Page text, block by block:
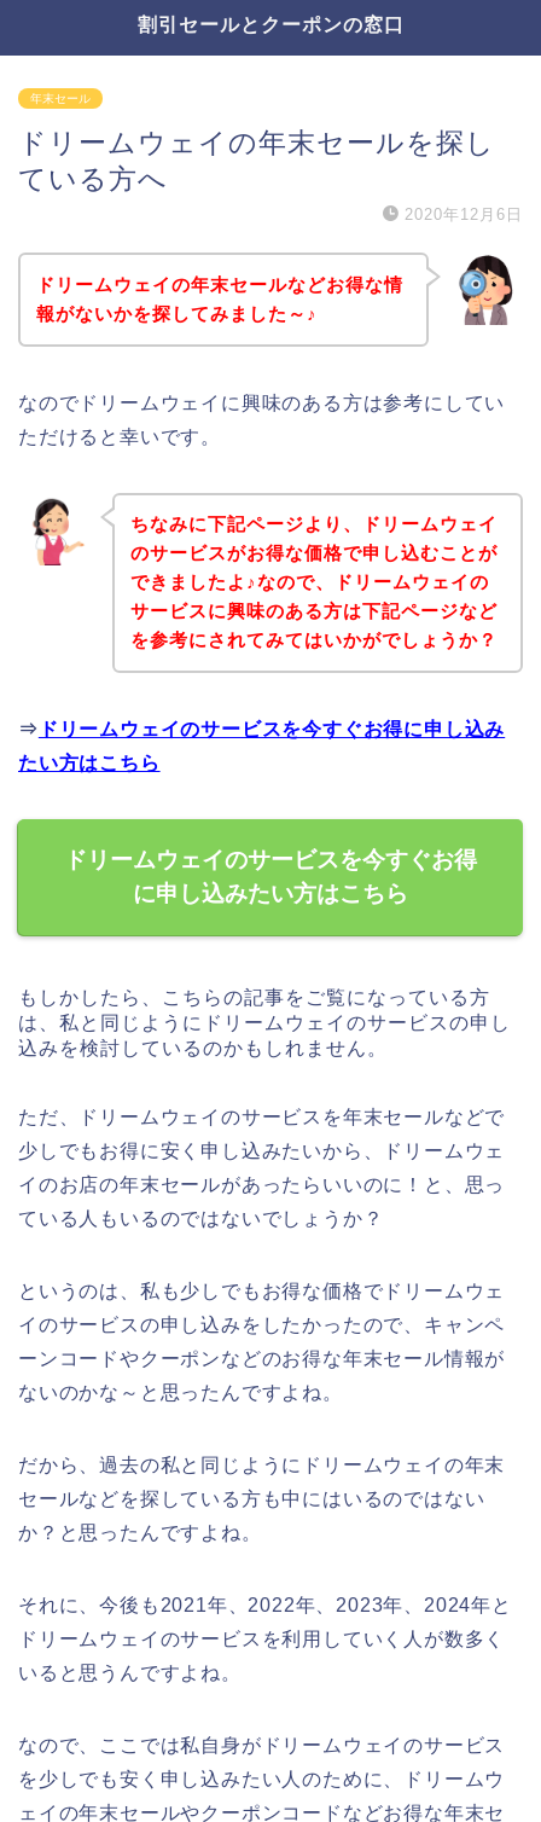
割引セールとクーポンの窓口
年末セール
ドリームウェイの年末セールを探し
ている方へ
2020年12月6日
ドリームウェイの年末セールなどお得な情
報がないかを探してみました～♪
なのでドリームウェイに興味のある方は参考にしてい
ただけると幸いです。
ちなみに下記ページより、ドリームウェイ
のサービスがお得な価格で申し込むことが
できましたよ♪なので、ドリームウェイの
サービスに興味のある方は下記ページなど
を参考にされてみてはいかがでしょうか？
⇒ ドリームウェイのサービスを今すぐお得に申し込み
たい方はこちら
ドリームウェイのサービスを今すぐお得
に申し込みたい方はこちら
もしかしたら、こちらの記事をご覧になっている方
は、私と同じようにドリームウェイのサービスの申し
込みを検討しているのかもしれません。
ただ、ドリームウェイのサービスを年末セールなどで
少しでもお得に安く申し込みたいから、ドリームウェ
イのお店の年末セールがあったらいいのに！と、思っ
ている人もいるのではないでしょうか？
というのは、私も少しでもお得な価格でドリームウェ
イのサービスの申し込みをしたかったので、キャンペ
ーンコードやクーポンなどのお得な年末セール情報が
ないのかな～と思ったんですよね。
だから、過去の私と同じようにドリームウェイの年末
セールなどを探している方も中にはいるのではない
か？と思ったんですよね。
それに、今後も2021年、2022年、2023年、2024年と
ドリームウェイのサービスを利用していく人が数多く
いると思うんですよね。
なので、ここでは私自身がドリームウェイのサービス
を少しでも安く申し込みたい人のために、ドリームウ
ェイの年末セールやクーポンコードなどお得な年末セ